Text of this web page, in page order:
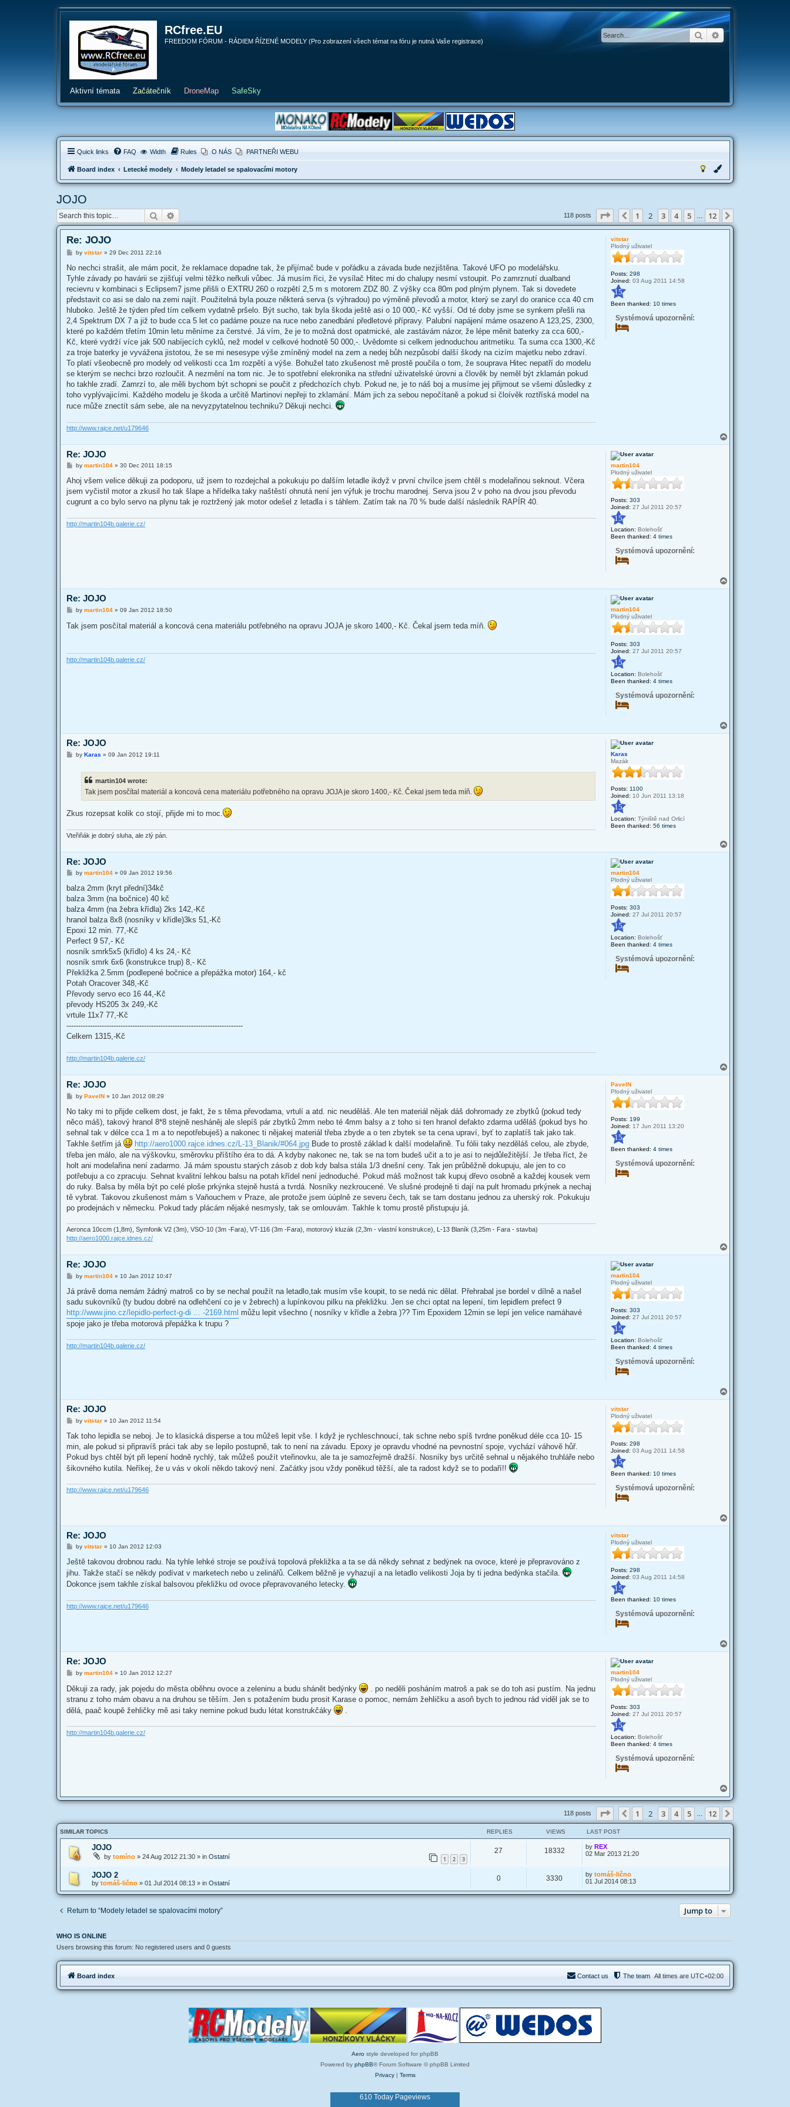
RCfree.EU
FREEDOM FÓRUM - RÁDIEM ŘÍZENÉ MODELY (Pro zobrazení všech témat na fóru je nutná Vaše registrace)
SearchAdvanced search
Aktivní témata Začátečník DroneMap SafeSky
Quick links FAQ Width Rules O NÁS PARTNEŘI WEBU
Board index Letecké modely Modely letadel se spalovacími motory
JOJO
Search 118 posts Page of 12
Previous
1 2 3 4 5 12
vitstar
Plodný uživatel
Posts: 298
Joined: 03 Aug 2011 14:58
15
Been thanked: 10 times
Systémová upozornění:
Re: JOJO
P
s
by vitstar» 29 Dec 2011 22:16
No nechci strašit, ale mám pocit, že reklamace dopadne tak, že přijímač bude v pořádku a závada bude nezjištěna. Takové UFO po modelářsku.
Tyhle závady po havárii se zjišťují velmi těžko neřkuli vůbec. Já musím říci, že vysílač Hitec mi do chalupy nesmí vstoupit. Po zamrznutí dualband
recievru v kombinaci s Eclipsem7 jsme přišli o EXTRU 260 o rozpětí 2,5 m s motorem ZDZ 80. Z výšky cca 80m pod plným plynem. Tak si dovedete
představit co asi se dalo na zemi najít. Použitelná byla pouze některá serva (s výhradou) po výměně převodů a motor, který se zaryl do oranice cca 40 cm
hluboko. Ještě že týden před tím celkem vydatně pršelo. Být sucho, tak byla škoda ještě asi o 10 000,- Kč vyšší. Od té doby jsme se synkem přešli na
2,4 Spektrum DX 7 a již to bude cca 5 let co padáme pouze na ruce nebo zanedbání předletové přípravy. Palubní napájení máme osazeno A 123,2S, 2300,
které po každém třetím 10min letu měníme za čerstvé. Já vím, že je to možná dost opatrnické, ale zastávám názor, že lépe měnit baterky za cca 600,-
Kč, které vydrží více jak 500 nabíjecích cyklů, než model v celkové hodnotě 50 000,-. Uvědomte si celkem jednoduchou aritmetiku. Ta suma cca 1300,-Kč
za troje baterky je vyvážena jistotou, že se mi nesesype výše zmíněný model na zem a nedej bůh nezpůsobí další škody na cizím majetku nebo zdraví.
To platí všeobecně pro modely od velikosti cca 1m rozpětí a výše. Bohužel tato zkušenost mě prostě poučila o tom, že souprava Hitec nepatří do modelu
se kterým se nechci brzo rozloučit. A nezmění na tom nic. Je to spotřební elekronika na střední uživatelské úrovni a člověk by neměl být zklamán pokud
ho takhle zradí. Zamrzí to, ale měli bychom být schopni se poučit z předchozích chyb. Pokud ne, je to náš boj a musíme jej přijmout se všemi důsledky z
toho vyplývajicími. Každého modelu je škoda a určitě Martinovi nepřeji to zklamání. Mám jich za sebou nepočítaně a pokud si čloívěk roztříská model na
ruce může znectít sám sebe, ale na nevyzpytatelnou techniku? Děkuji nechci.
http://www.rajce.net/u179646
o
martin104
Plodný uživatel
Posts: 303
Joined: 27 Jul 2011 20:57
15
Location: Bolehošť
Been thanked: 4 times
Systémová upozornění:
Re: JOJO
P
s
by martin104» 30 Dec 2011 18:15
Ahoj všem velice děkuji za podoporu, už jsem to rozdejchal a pokukuju po dalším letadle ikdyž v první chvílce jsem chtěl s modelařinou seknout. Včera
jsem vyčistil motor a zkusil ho tak šlape a hřídelka taky naštěstí ohnutá není jen výfuk je trochu marodnej. Serva jsou 2 v poho na dvou jsou převodu
cugrunt a co bylo servo na plynu tak je roztržený jak motor odešel z letadla i s táhlem. Zatím tak na 70 % bude další následník RAPÍR 40.
http://martin104b.galerie.cz/
o
martin104
Plodný uživatel
Posts: 303
Joined: 27 Jul 2011 20:57
15
Location: Bolehošť
Been thanked: 4 times
Systémová upozornění:
Re: JOJO
P
s
t
by martin104» 09 Jan 2012 18:50
Tak jsem posčítal materiál a koncová cena materiálu potřebného na opravu JOJA je skoro 1400,- Kč. Čekal jsem teda míň.
http://martin104b.galerie.cz/
o
Karas
Mazák
Posts: 1100
Joined: 10 Jun 2011 13:18
15
Location: Týniště nad Orlicí
Been thanked: 56 times
Re: JOJO
Pby Karas » 09 Jan 2012 19:11
martin104 wrote:
Tak jsem posčítal materiál a koncová cena materiálu potřebného na opravu JOJA je skoro 1400,- Kč. Čekal jsem teda míň.
Zkus rozepsat kolik co stojí, přijde mi to moc.
Vteřiňák je dobrý sluha, ale zlý pán.
o
martin104
Plodný uživatel
Posts: 303
Joined: 27 Jul 2011 20:57
15
Location: Bolehošť
Been thanked: 4 times
Systémová upozornění:
Re: JOJO
P
s
by martin104» 09 Jan 2012 19:56
balza 2mm (kryt přední)34kč
balza 3mm (na bočnice) 40 kč
balza 4mm (na žebra křídla) 2ks 142,-Kč
hranol balza 8x8 (nosníky v křídle)3ks 51,-Kč
Epoxi 12 min. 77,-Kč
Perfect 9 57,- Kč
nosník smrk5x5 (křídlo) 4 ks 24,- Kč
nosník smrk 6x6 (konstrukce trup) 8,- Kč
Překližka 2.5mm (podlepené bočnice a přepážka motor) 164,- kč
Potah Oracover 348,-Kč
Převody servo eco 16 44,-Kč
převody HS205 3x 249,-Kč
vrtule 11x7 77,-Kč
---------------------------------------------------------------------------
Celkem 1315,-Kč
http://martin104b.galerie.cz/
o
PavelN
Plodný uživatel
Posts: 199
Joined: 17 Jun 2011 13:20
15
Been thanked: 4 times
Systémová upozornění:
Re: JOJO
P
s
by PavelN» 10 Jan 2012 08:29
No taky mi to přijde celkem dost, je fakt, že s těma převodama, vrtulí a atd. nic neuděláš. Ale ten materiál nějak dáš dohromady ze zbytků (pokud tedy
něco máš), takový hranol 8*8 stejně nesháněj ale slepíš pár zbytků 2mm nebo té 4mm balsy a z toho si ten hranol defakto zdarma uděláš (pokud bys ho
sehnal tak v délce cca 1 m a to nepotřebuješ) a nakonec ti nějakej materiál třeba zbyde a o ten zbytek se ta cena upraví, byť to zaplatíš tak jako tak.
Takhle šetřím já
http://aero1000.rajce.idnes.cz/L-13_Blanik/#064.jpg Bude to prostě základ k další modelařině. Tu fólii taky nezděláš celou, ale zbyde,
třeba jen málo, ale na výškovku, směrovku příštího éra to dá. A kdyby nakonec ne, tak se na tom budeš učit a to je asi to nejdůležitější. Je třeba říct, že
holt ani modelařina není zadarmo. Já mám spoustu starých zásob z dob kdy balsa stála 1/3 dnešní ceny. Tak jen průběžně dokupuju, ale jen to co
potřebuju a co zpracuju. Sehnat kvalitní lehkou balsu na potah křídel není jednoduché. Pokud máš možnost tak kupuj dřevo osobně a každej kousek vem
do ruky. Balsa by měla být po celé ploše prkýnka stejně hustá a tvrdá. Nosníky nezkroucené. Ve slušné prodejně ti dají na pult hromadu prkýnek a nechaj
tě vybrat. Takovou zkušenost mám s Vaňouchem v Praze, ale protože jsem úúplně ze severu čech, tak se tam dostanu jednou za uherský rok. Pokukuju
po prodejnách v německu. Pokud tady plácám nějaké nesmysly, tak se omlouvám. Takhle k tomu prostě přistupuju já.
Aeronca 10ccm (1,8m), Symfonik V2 (3m), VSO-10 (3m -Fara), VT-116 (3m -Fara), motorový kluzák (2,3m - vlastní konstrukce), L-13 Blaník (3,25m - Fara - stavba)
http://aero1000.rajce.idnes.cz/
o
martin104
Plodný uživatel
Posts: 303
Joined: 27 Jul 2011 20:57
15
Location: Bolehošť
Been thanked: 4 times
Systémová upozornění:
Re: JOJO
P
s
by martin104» 10 Jan 2012 10:47
Já právě doma nemám žádný matroš co by se nechal použít na letadlo,tak musím vše koupit, to se nedá nic dělat. Přehrabal jse bordel v dílně a našel
sadu sukovníků (ty budou dobré na odlehčení co je v žebrech) a lupínkovou pilku na překližku. Jen se chci optat na lepení, tim lepidlem prefect 9
http://www.jino.cz/lepidlo-perfect-g-di ... -2169.html můžu lepit všechno ( nosníky v křídle a žebra )?? Tim Epoxidem 12min se lepí jen velice namáhavé
spoje jako je třeba motorová přepážka k trupu ?
http://martin104b.galerie.cz/
o
vitstar
Plodný uživatel
Posts: 298
Joined: 03 Aug 2011 14:58
15
Been thanked: 10 times
Systémová upozornění:
Re: JOJO
P
s
by vitstar» 10 Jan 2012 11:54
Tak toho lepidla se neboj. Je to klasická disperse a tou můžeš lepit vše. I když je rychleschnoucí, tak schne nebo spíš tvrdne poněkud déle cca 10- 15
min, ale pokud si připravíš práci tak aby se lepilo postupně, tak to není na závadu. Epoxy je opravdu vhodné na pevnostní spoje, vychází váhově hůř.
Pokud bys chtěl být při lepení hodně rychlý, tak můžeš použít vteřinovku, ale ta je samozřejmě dražší. Nosníky bys určitě sehnal u nějakého truhláře nebo
šikovného kutila. Neříkej, že u vás v okolí někdo takový není. Začátky jsou vždy poněkud těžší, ale ta radost když se to podaří!!
http://www.rajce.net/u179646
o
vitstar
Plodný uživatel
Posts: 298
Joined: 03 Aug 2011 14:58
15
Been thanked: 10 times
Systémová upozornění:
Re: JOJO
P
s
by vitstar» 10 Jan 2012 12:03
Ještě takovou drobnou radu. Na tyhle lehké stroje se používá topolová překližka a ta se dá někdy sehnat z bedýnek na ovoce, které je přepravováno z
jihu. Takže stačí se někdy podívat v marketech nebo u zelinářů. Celkem běžně je vyhazují a na letadlo velikosti Joja by ti jedna bedýnka stačila.
Dokonce jsem takhle získal balsovou překližku od ovoce přepravovaného letecky.
http://www.rajce.net/u179646
o
martin104
Plodný uživatel
Posts: 303
Joined: 27 Jul 2011 20:57
15
Location: Bolehošť
Been thanked: 4 times
Systémová upozornění:
Re: JOJO
P
s
t
by martin104» 10 Jan 2012 12:27
Děkuji za rady, jak pojedu do města oběhnu ovoce a zeleninu a budu shánět bedýnky
. po neděli posháním matroš a pak se do toh asi pustím. Na jednu
stranu z toho mám obavu a na druhou se těším. Jen s potažením budu prosit Karase o pomoc, nemám žehličku a asoň bych to jednou rád viděl jak se to
dělá, paač koupě žehličky mě asi taky nemine pokud budu létat konstrukčáky
http://martin104b.galerie.cz/
o
p
118 posts Page of 12
Previous
1 2 3 4 5 12
SIMILAR TOPICS REPLIES VIEWS LAST POST
JOJO
by tomíno » 24 Aug 2012 21:30 » in Ostatní 1 2 3
27 18332 by REX
02 Mar 2013 21:20
JOJO 2
by tomáš-lično » 01 Jul 2014 08:13 » in Ostatní
0 3330 by tomáš-lično
01 Jul 2014 08:13
Return to “Modely letadel se spalovacími motory” Jump to
WHO IS ONLINE
Users browsing this forum: No registered users and 0 guests
Board index All times are UTC+02:00
The team
Contact us
Aero style developed for phpBB
Powered by phpBB® Forum Software © phpBB Limited
Privacy| Terms
610 Today Pageviews